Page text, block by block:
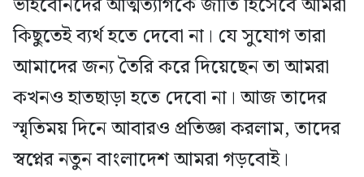
কিছুতেই ব্যর্থ হতে দেবো না। যে সুযোগ তারা
আমাদের জন্য তৈরি করে দিয়েছেন তা আমরা
কখনও হাতছাড়া হতে দেবো না। আজ তাদের
স্মৃতিময় দিনে আবারও প্রতিজ্ঞা করলাম, তাদের
স্বপ্নের নতুন বাংলাদেশ আমরা গড়বোই।